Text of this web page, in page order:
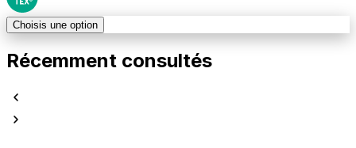
Choisis une option
Récemment consultés